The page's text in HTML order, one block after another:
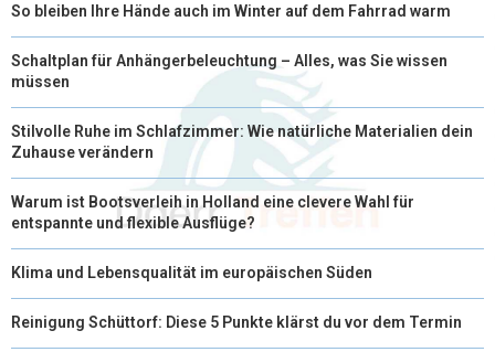
So bleiben Ihre Hände auch im Winter auf dem Fahrrad warm
Schaltplan für Anhängerbeleuchtung – Alles, was Sie wissen
müssen
Stilvolle Ruhe im Schlafzimmer: Wie natürliche Materialien dein
Zuhause verändern
Warum ist Bootsverleih in Holland eine clevere Wahl für
entspannte und flexible Ausflüge?
Klima und Lebensqualität im europäischen Süden
Reinigung Schüttorf: Diese 5 Punkte klärst du vor dem Termin